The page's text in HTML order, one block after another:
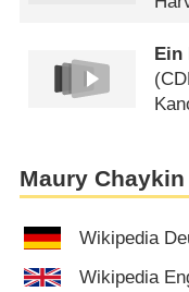
Ein
(
Maury
Wikipedia
Wikipedia